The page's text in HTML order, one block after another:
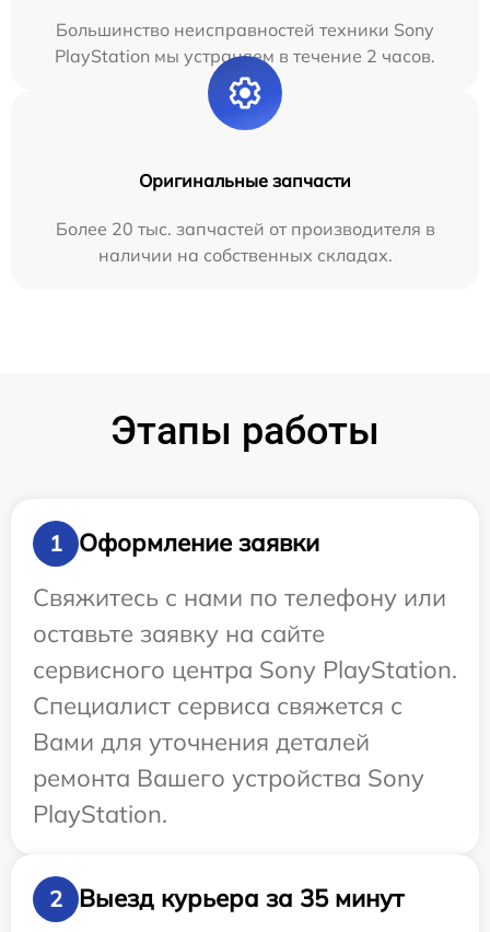
Большинство неисправностей техники Sony
PlayStation мы устраняем в течение 2 часов.
Оригинальные запчасти
Более 20 тыс. запчастей от производителя в
наличии на собственных складах.
Этапы работы
1
Оформление заявки
Свяжитесь с нами по телефону или
оставьте заявку на сайте
сервисного центра Sony PlayStation.
Специалист сервиса свяжется с
Вами для уточнения деталей
ремонта Вашего устройства Sony
PlayStation.
2 Выезд курьера за 35 минут